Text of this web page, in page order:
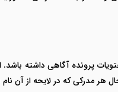
پرونده آگاهی داشته
مدرکی که در لایحه از آن نام